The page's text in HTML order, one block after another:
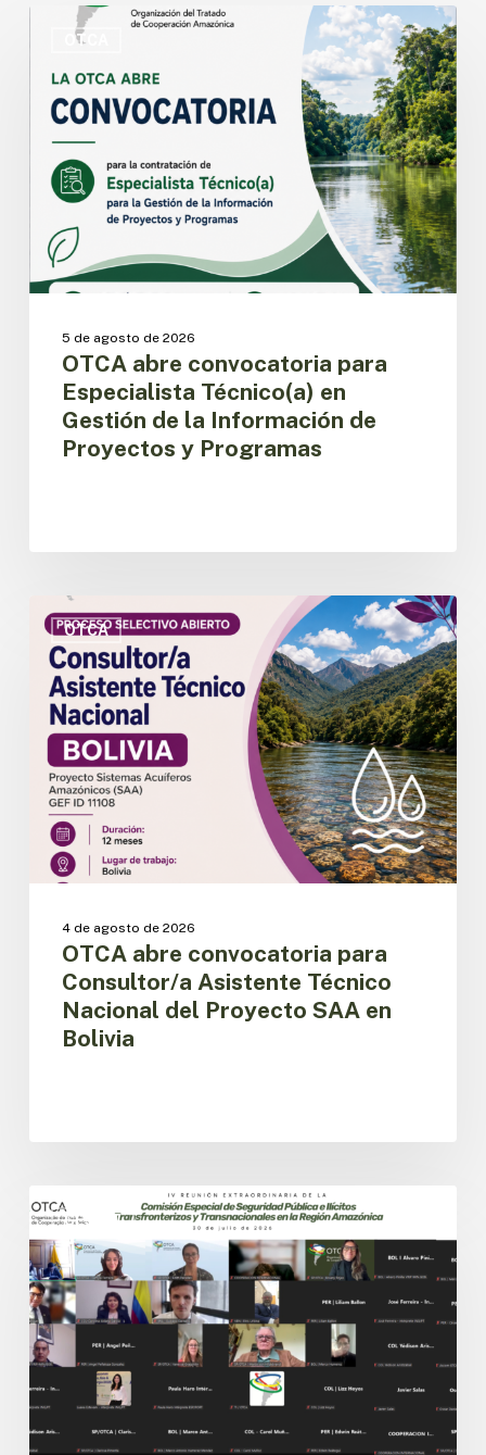
OTCA
para
Especialista
Gestión
Información
de
Programas
5 de agosto de 2026
OTCA abre convocatoria para
Especialista Técnico(a) en
Gestión de la Información de
Proyectos y Programas
OTCA
OTCA
abre
convocatoria
para
Consultor/a
Asistente
Técnico
Nacional
del
Proyecto
SAA
4 de agosto de 2026
OTCA abre convocatoria para
Consultor/a Asistente Técnico
Nacional del Proyecto SAA en
Bolivia
CESPIT
amazónicos
avanzan
en
la
implementación
de
la
agenda
regional
de